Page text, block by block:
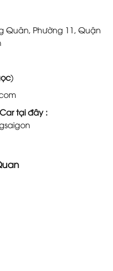
Quân, Phường 11, Quận
)
tại đây :